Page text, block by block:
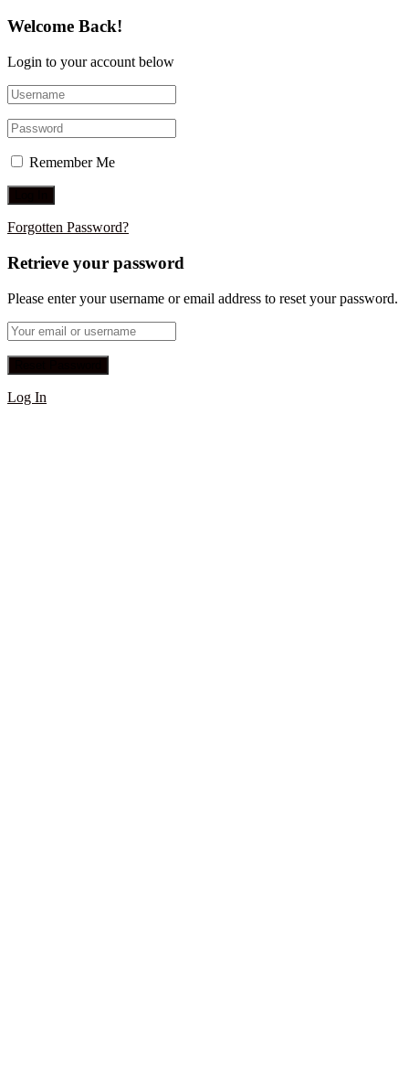
Welcome Back!
Login to your account below
Remember Me
Forgotten Password?
Retrieve your password
Please enter your username or email address to reset your password.
Log In